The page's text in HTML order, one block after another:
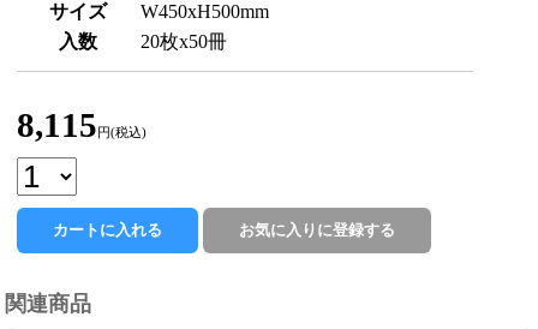
サイズ
W450xH500mm
入数
20枚x50冊
8,115 円(税込)
関連商品